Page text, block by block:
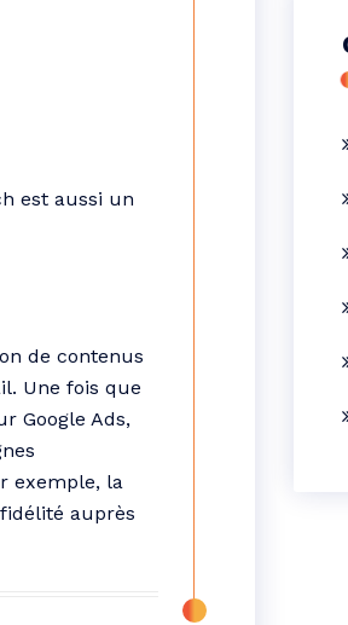
est aussi un
de contenus
Une fois que
Google Ads,
exemple, la
auprès